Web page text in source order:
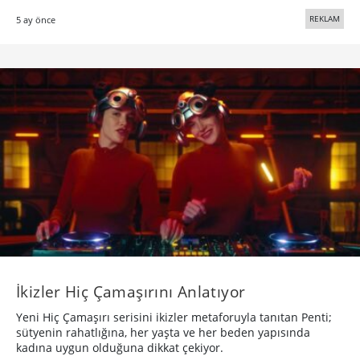
5 ay önce REKLAM
İkizler Hiç Çamaşırını Anlatıyor
Yeni Hiç Çamaşırı serisini ikizler metaforuyla tanıtan Penti;
sütyenin rahatlığına, her yaşta ve her beden yapısında
kadına uygun olduğuna dikkat çekiyor.